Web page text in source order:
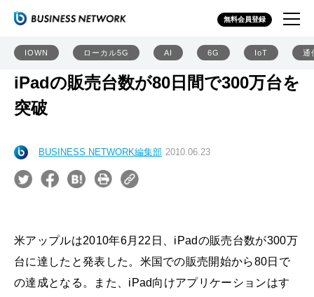
無料会員登録
IOWN ローカル5G AI 6G IoT 通
iPadの販売台数が80日間で300万台を
突破
BUSINESS NETWORK編集部 2010.06.23
米アップルは2010年6月22日、iPadの販売台数が300万
台に達したと発表した。米国での販売開始から80日で
の達成となる。また、iPad向けアプリケーションはす